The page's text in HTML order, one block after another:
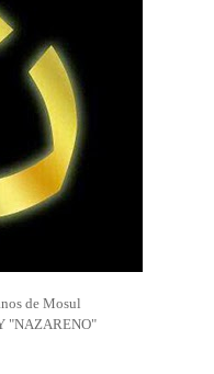
de Mosul
"NAZARENO"